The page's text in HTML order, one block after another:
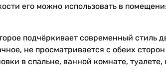
его можно использовать в
подчёркивает современный стиль
не просматривается с обеих
в спальне, ванной комнате,